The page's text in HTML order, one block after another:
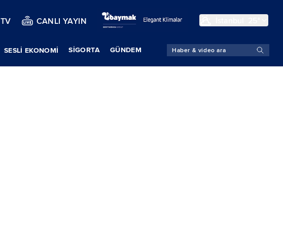
TV CANLI YAYIN
SESLİ EKONOMİ SIGORTA GÜNDEM